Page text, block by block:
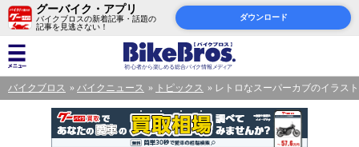
グーバイク・アプリ
バイクブロスの新着記事・話題の
記事を見逃さない！
ダウンロード
バイクブロス バイクニュース トピックス レトロなスーパーカブのイラス